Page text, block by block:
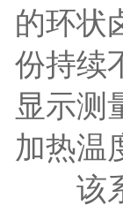
的环状
份持续
显示测
加热温
该